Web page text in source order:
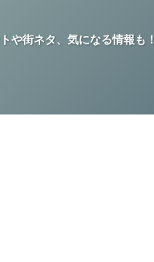
や街ネタ、気になる情報も！